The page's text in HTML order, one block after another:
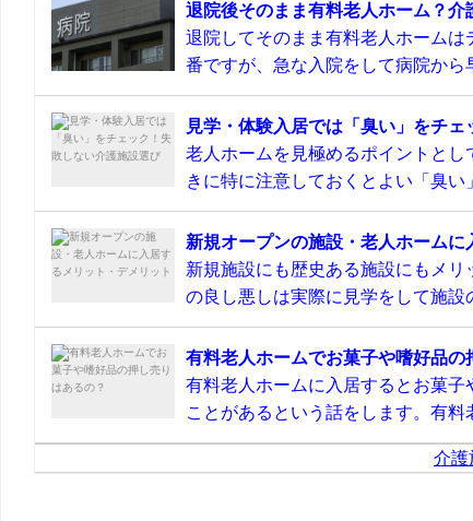
退院後そのまま有料老人ホーム？介
退院してそのまま有料老人ホーム
番ですが、急な入院をして病院から
見学・体験入居では「臭い」をチ
老人ホームを見極めるポイントと
きに特に注意しておくとよい「臭
新規オープンの施設・老人ホームに
新規施設にも歴史ある施設にもメ
の良し悪しは実際に見学をして施設
有料老人ホームでお菓子や嗜好品の
有料老人ホームに入居するとお菓
ことがあるという話をします。有
介護